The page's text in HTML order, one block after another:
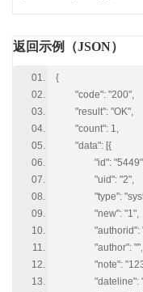
返回示例（JSON）
{
"code": "200",
"result": "OK",
"count": 1,
"data": [{
"id":
"uid": "2",
"type":
"new": "1",
"authorid":
"author": "",
"note": "123<p
"dateline":